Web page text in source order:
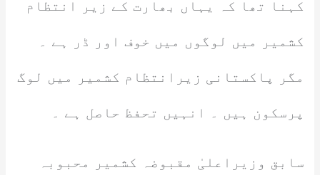
کہنا تھا کہ یہاں بھارت کے زیر انتظام
کشمیر میں لوگوں میں خوف اور ڈر ہے ۔
مگر پاکستانی زیرانتظام کشمیر میں لوگ
پرسکون ہیں ۔ انہیں تحفظ حاصل ہے ۔
سابق وزیراعلیٰ مقبوضہ کشمیر محبوبہ